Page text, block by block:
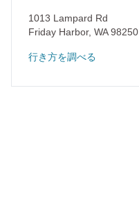
1013 Lampard Rd
Friday Harbor, WA98250
行き方を調べる